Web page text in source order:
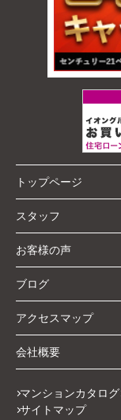
トップページ
スタッフ
お客様の声
ブログ
アクセスマップ
会社概要
マンションカタログ
サイトマップ